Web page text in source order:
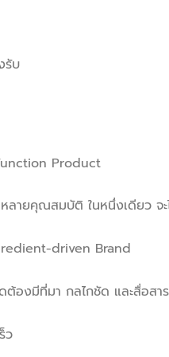
รับ
Product
ายคุณสมบัติ ในหนึ่งเดียว จะ
driven Brand
องมีที่มา กลไกชัด และสื่อสา
ว